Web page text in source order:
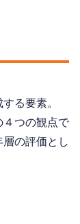
る要素。
４つの観点で
の評価とし